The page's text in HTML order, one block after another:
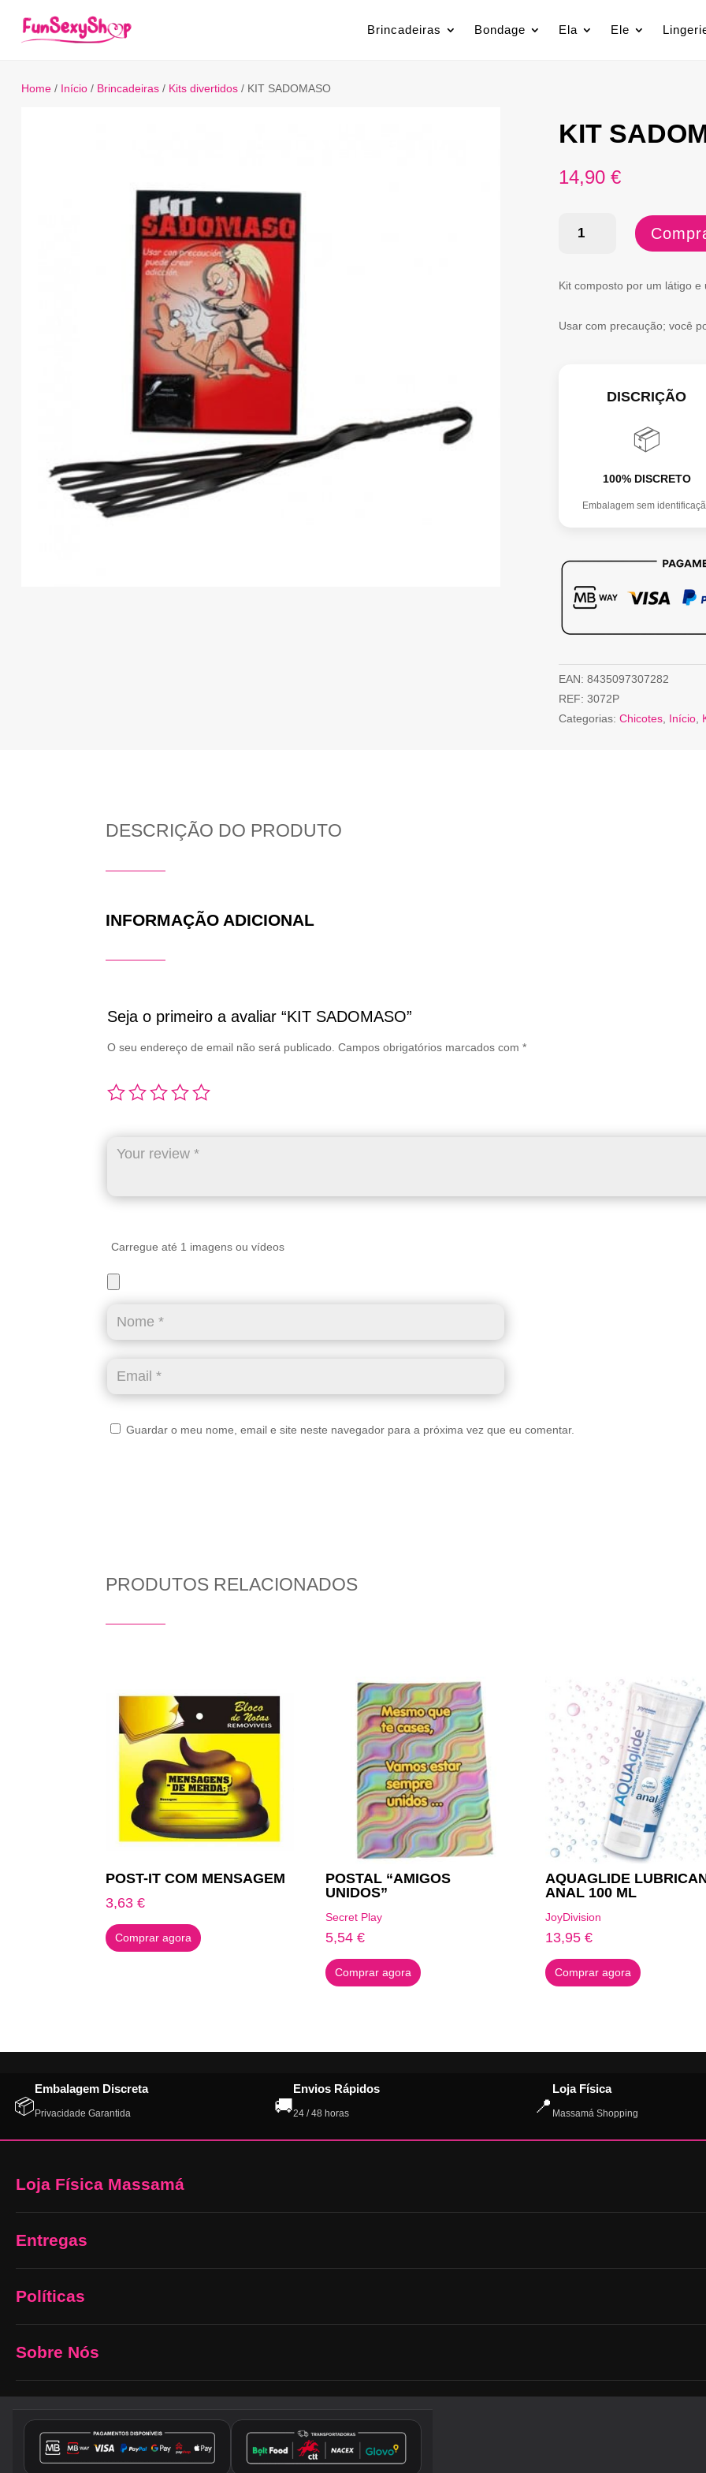
Brincadeiras Bondage Ela Ele
Home/ Início/ Brincadeiras/ Kits divertidos/ KIT SADOMASO
KIT
14,90 €
Kit composto por um látigo e
Usar com precaução; você
DISCRIÇÃO
📦
100% DISCRETO
Embalagem sem
EAN: 8435097307282
REF: 3072P
Categorias: Chicotes, Início,
DESCRIÇÃO DO PRODUTO
INFORMAÇÃO ADICIONAL
Seja o primeiro a avaliar “KIT SADOMASO”
O seu endereço de email não será publicado. Campos obrigatórios marcados com*
Carregue até 1 imagens ou vídeos
Guardar o meu nome, email e site neste navegador para a próxima vez que eu comentar.
PRODUTOS RELACIONADOS
POST-IT COM MENSAGEM
3,63€
Comprar agora
POSTAL “AMIGOS
UNIDOS”
Secret Play
5,54€
Comprar agora
AQUAGLIDE
ANAL 100 ML
JoyDivision
13,95€
Comprar agora
📦
Embalagem Discreta
Privacidade Garantida 🚚
Envios Rápidos
24 / 48 horas 📍
Loja Física
Massamá Shopping
Loja Física Massamá
Entregas
Políticas
Sobre Nós